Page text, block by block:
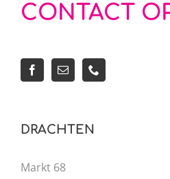
CONTACT
DRACHTEN
Markt 68